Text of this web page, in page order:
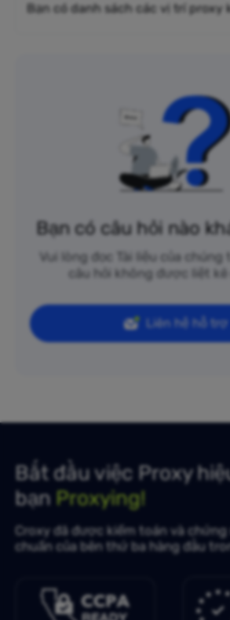
Bạn có danh sách các vị trí proxy
Bạn có câu hỏi nào
Vui lòng đọc Tài liệu của chúng
câu hỏi không được liệt
Liên hệ hỗ trợ
Bắt đầu việc Proxy
bạn Proxying!
Croxy đã được kiểm toán và
chuẩn của bên thứ ba hàng đầu